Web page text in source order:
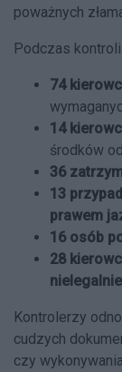
poważnych
Podczas kontroli
74
14
środków
36
13
prawem
16 osób
28
nielegalnie
Kontrolerzy
cudzych
czy